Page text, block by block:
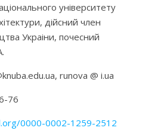
університету
дійсний член
Украіни, почесний
runova @ i.ua
76
0000-0002-1259-2512